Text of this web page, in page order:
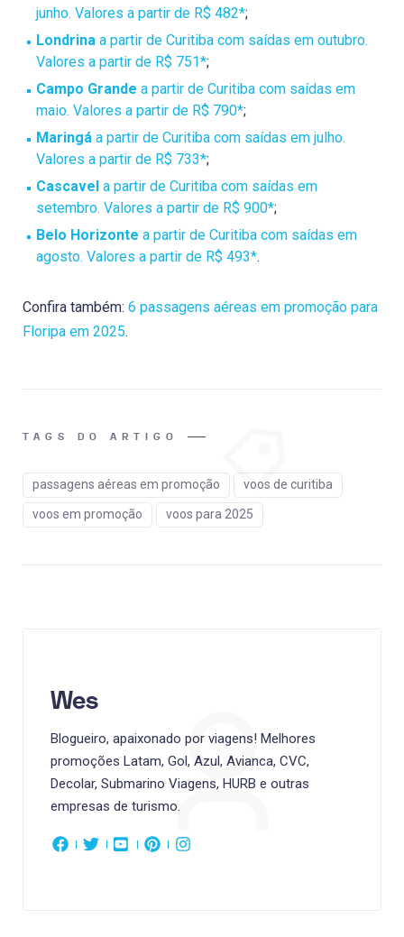
junho. Valores a partir de R$ 482*;
Londrina a partir de Curitiba com saídas em outubro.
Valores a partir de R$ 751*;
Campo Grande a partir de Curitiba com saídas em
maio. Valores a partir de R$ 790*;
Maringá a partir de Curitiba com saídas em julho.
Valores a partir de R$ 733*;
Cascavel a partir de Curitiba com saídas em
setembro. Valores a partir de R$ 900*;
Belo Horizonte a partir de Curitiba com saídas em
agosto. Valores a partir de R$ 493*.
Confira também: 6 passagens aéreas em promoção para
Floripa em 2025.
TAGS DO ARTIGO
passagens aéreas em promoção voos de curitiba
voos em promoção voos para 2025
Wes
Blogueiro, apaixonado por viagens! Melhores
promoções Latam, Gol, Azul, Avianca, CVC,
Decolar, Submarino Viagens, HURB e outras
empresas de turismo.